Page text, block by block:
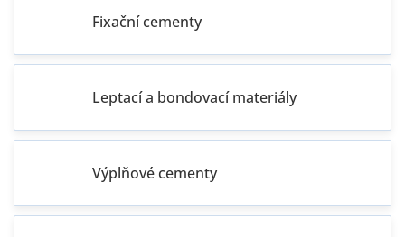
Fixační cementy
Leptací a bondovací materiály
Výplňové cementy